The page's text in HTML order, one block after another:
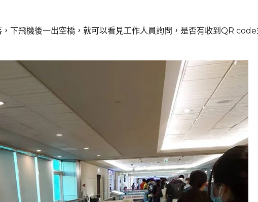
下飛機後一出空橋，就可以看見工作人員詢問，是否有收到QR